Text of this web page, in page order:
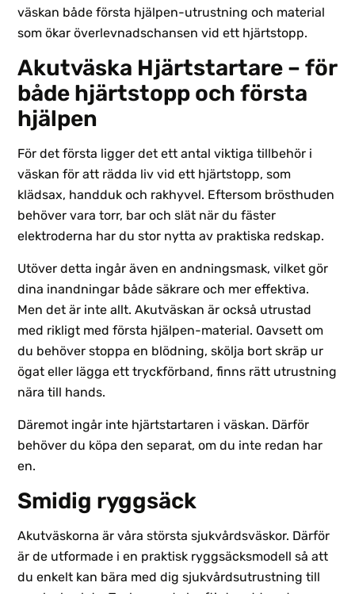
väskan både första hjälpen-utrustning och material
som ökar överlevnadschansen vid ett hjärtstopp.
Akutväska Hjärtstartare – för
både hjärtstopp och första
hjälpen
För det första ligger det ett antal viktiga tillbehör i
väskan för att rädda liv vid ett hjärtstopp, som
klädsax, handduk och rakhyvel. Eftersom brösthuden
behöver vara torr, bar och slät när du fäster
elektroderna har du stor nytta av praktiska redskap.
Utöver detta ingår även en andningsmask, vilket gör
dina inandningar både säkrare och mer effektiva.
Men det är inte allt. Akutväskan är också utrustad
med rikligt med första hjälpen-material. Oavsett om
du behöver stoppa en blödning, skölja bort skräp ur
ögat eller lägga ett tryckförband, finns rätt utrustning
nära till hands.
Däremot ingår inte hjärtstartaren i väskan. Därför
behöver du köpa den separat, om du inte redan har
en.
Smidig ryggsäck
Akutväskorna är våra största sjukvårdsväskor. Därför
är de utformade i en praktisk ryggsäcksmodell så att
du enkelt kan bära med dig sjukvårdsutrustning till